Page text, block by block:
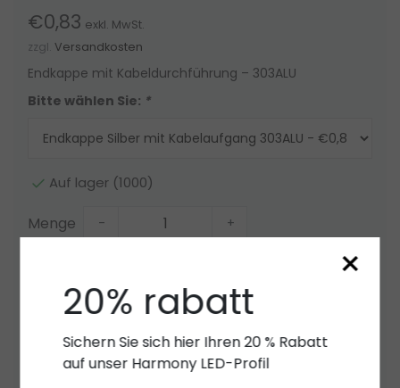
€0,83 exkl. MwSt.
zzgl. Versandkosten
Endkappe mit Kabeldurchführung – 303ALU
Bitte wählen Sie: *
Auf lager (1000)
Menge - +
Angebot
Zur Wunschliste hinzufügen
×
20% rabatt
Sichern Sie sich hier Ihren 20 % Rabatt
auf unser Harmony LED-Profil